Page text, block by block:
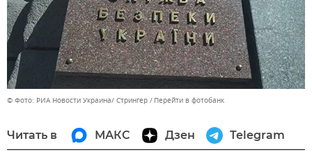
© Фото: РИА Новости Украина/ Стрингер Перейти в фотобанк
Читать в МАКС Дзен Telegram